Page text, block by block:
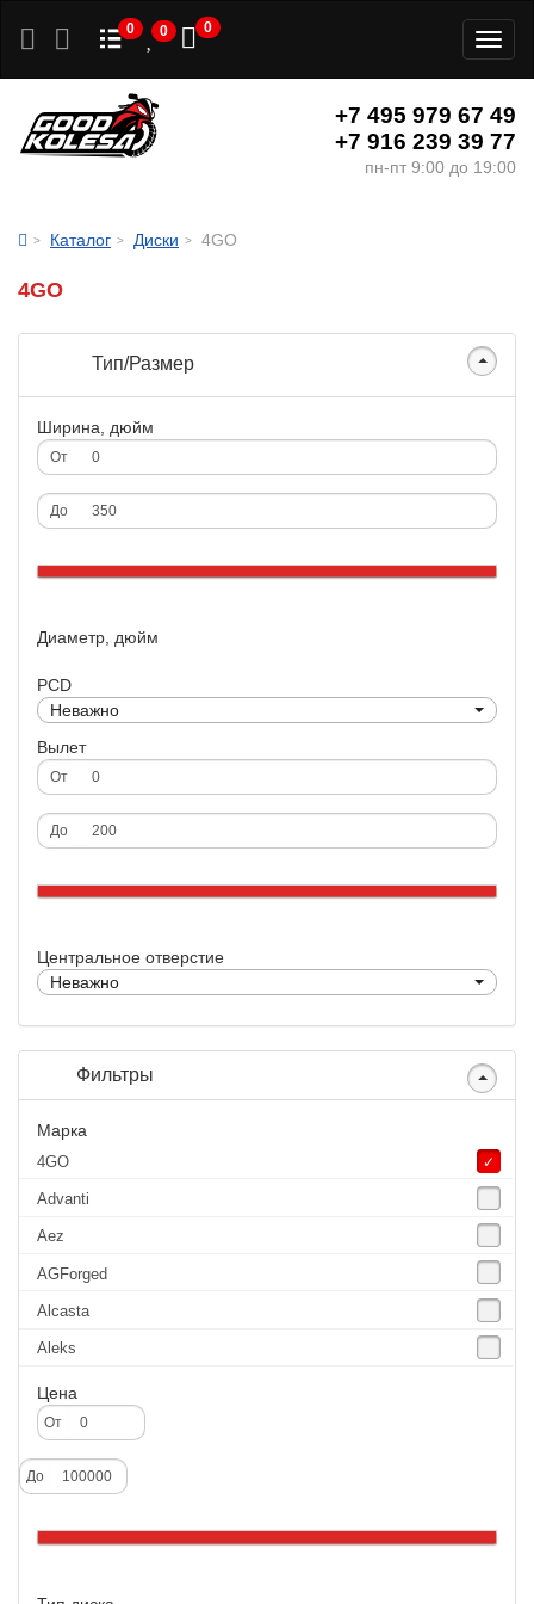
0 0 0
+7 495 979 67 49
+7 916 239 39 77
пн-пт 9:00 до 19:00
Каталог Диски 4GO
4GO
Тип/Размер
Ширина, дюйм
От
До
Диаметр, дюйм
PCD
Неважно
Вылет
От
До
Центральное отверстие
Неважно
Фильтры
Марка
4GO
Advanti
Aez
AGForged
Alcasta
Aleks
Aluchrome
Alutec
Borbet
Catwild
CMS
Цена
От
До